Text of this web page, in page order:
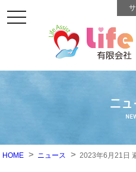
toggle
navigation
ニ
HOME ニュース 2023年6月21日